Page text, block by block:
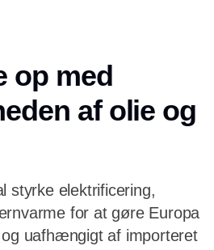
op med
af olie og
styrke elektrificering,
for at gøre Europa
uafhængigt af importeret